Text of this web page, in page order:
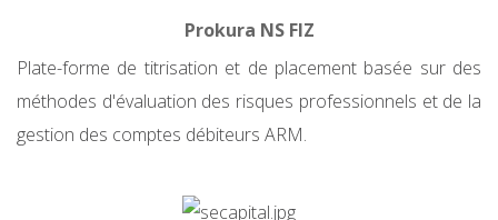
Prokura NS FIZ
Plate-forme de titrisation et de placement basée sur des
méthodes d'évaluation des risques professionnels et de la
gestion des comptes débiteurs ARM.